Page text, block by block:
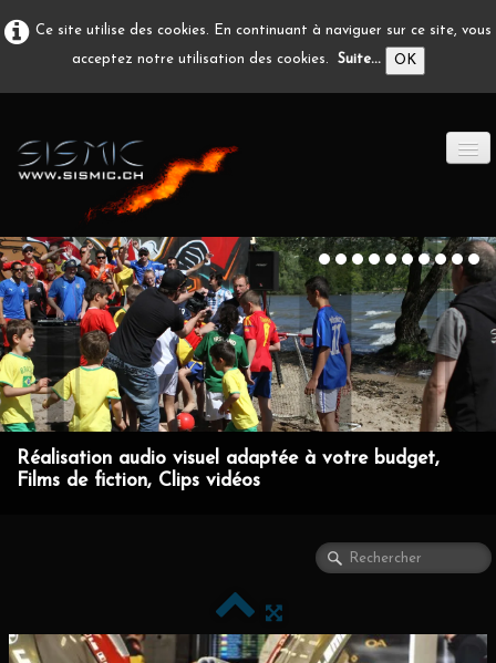
Ce site utilise des cookies. En continuant à naviguer sur ce site, vous
acceptez notre utilisation des cookies. Suite... OK
ACCUEIL
PRODUCTION A/V
DÉVELOPPEMENT
EN IMAGE
CONTACT
Réalisation audio visuel adaptée à votre budget,
Films de fiction, Clips vidéos